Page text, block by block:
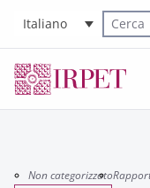
Italiano
Cerca
Non categorizzato